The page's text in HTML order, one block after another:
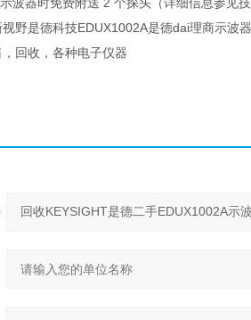
野是德科技EDUX1002A是德dai理商示波
回收，各种电子仪器